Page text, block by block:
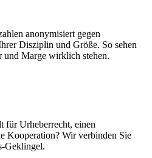
anonymisiert gegen
Disziplin und Größe. So sehen
und Marge wirklich stehen.
für Urheberrecht, einen
Kooperation? Wir verbinden Sie
Geklingel.